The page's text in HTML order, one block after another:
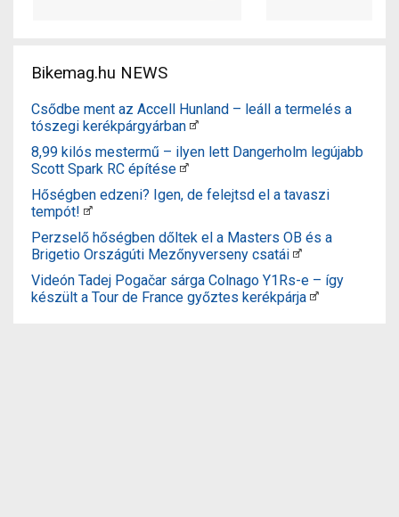
Bikemag.hu NEWS
Csődbe ment az Accell Hunland – leáll a termelés a
tószegi kerékpárgyárban
8,99 kilós mestermű – ilyen lett Dangerholm legújabb
Scott Spark RC építése
Hőségben edzeni? Igen, de felejtsd el a tavaszi
tempót!
Perzselő hőségben dőltek el a Masters OB és a
Brigetio Országúti Mezőnyverseny csatái
Videón Tadej Pogačar sárga Colnago Y1Rs-e – így
készült a Tour de France győztes kerékpárja